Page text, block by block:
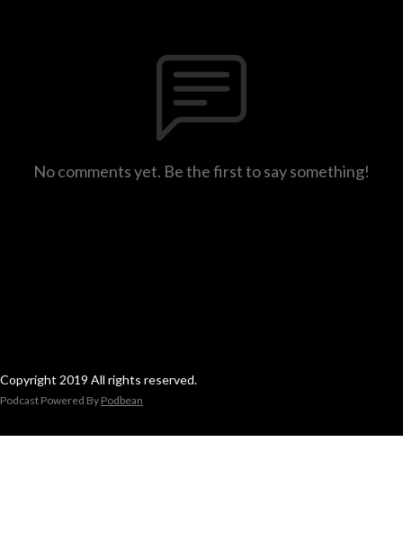
No comments yet. Be the first to say something!
Copyright 2019 All rights reserved.
Podcast Powered By Podbean